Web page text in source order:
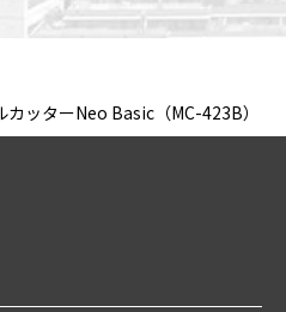
カッターNeo Basic（MC-423B）